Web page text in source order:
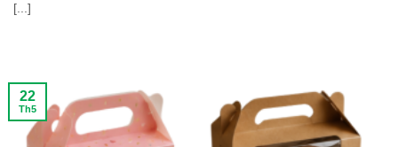
[...]
22
Th5